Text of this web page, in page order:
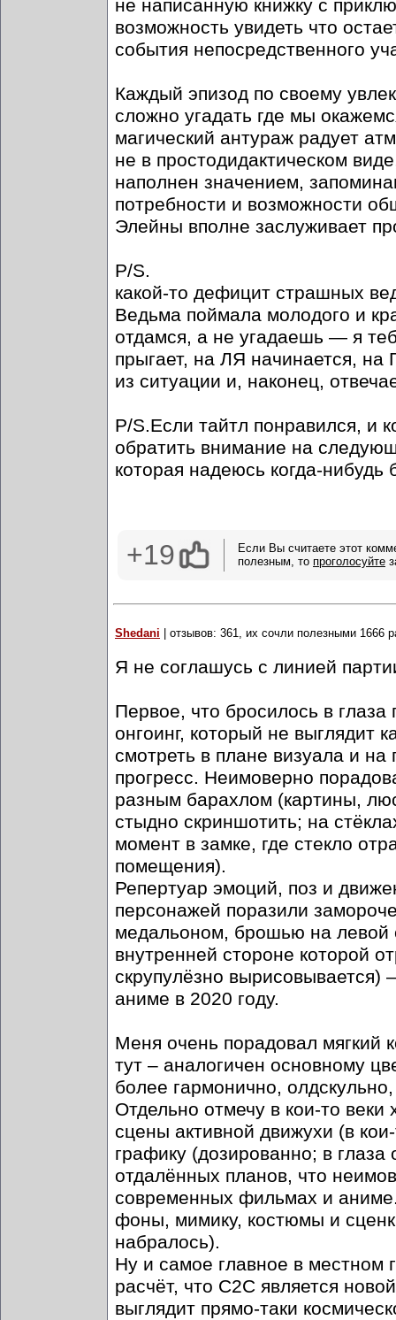
не написанную книжку с
возможность увидеть что
события непосредственного
Каждый эпизод по своему
сложно угадать где мы
магический антураж радует
не в простодидактическом
наполнен значением,
потребности и возможности
Элейны вполне заслуживает
P/S.
какой-то дефицит страшных
Ведьма поймала молодого и
отдамся, а не угадаешь — я
прыгает, на ЛЯ начинается, на
из ситуации и, наконец,
P/S.Если тайтл понравился, и
обратить внимание на
которая надеюсь когда-нибудь
+19
Если Вы считаете этот
полезным, то проголосуйте
Shedani | отзывов: 361, их сочли полезными 1666
Я не соглашусь с линией
Первое, что бросилось в
онгоинг, который не выглядит
смотреть в плане визуала и на
прогресс. Неимоверно
разным барахлом (картины,
стыдно скриншотить; на
момент в замке, где стекло
помещения).
Репертуар эмоций, поз и
персонажей поразили
медальоном, брошью на левой
внутренней стороне которой
скрупулёзно
аниме в 2020 году.
Меня очень порадовал мягкий
тут – аналогичен основному
более гармонично,
Отдельно отмечу в кои-то
сцены активной движухи (в
графику (дозированно; в
отдалённых планов, что
современных фильмах и
фоны, мимику, костюмы и
набралось).
Ну и самое главное в местном
расчёт, что C2C является
выглядит прямо-таки